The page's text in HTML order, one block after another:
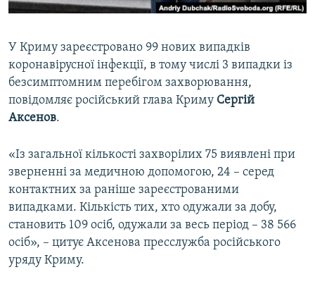
СВІДЧЕННЯ ОКУПАЦІЇ
ІНФОГРАФІКА
Qırımtatar
ДОЛУЧАЙСЯ!
Усі сайти RFE/RL
У Криму зареєстровано 99 нових випадків
коронавірусної інфекції, в тому числі 3 випадки із
безсимптомним перебігом захворювання,
повідомляє російський глава Криму Сергій
Аксенов.
«Із загальної кількості захворілих 75 виявлені при
зверненні за медичною допомогою, 24 – серед
контактних за раніше зареєстрованими
випадками. Кількість тих, хто одужали за добу,
становить 109 осіб, одужали за весь період – 38 566
осіб», – цитує Аксенова пресслужба російського
уряду Криму.